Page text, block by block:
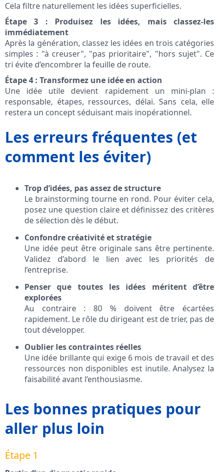
Cela filtre naturellement les idées superficielles.
Étape 3 : Produisez les idées, mais classez-les
immédiatement
Après la génération, classez les idées en trois catégories
simples : "à creuser", "pas prioritaire", "hors sujet". Ce
tri évite d’encombrer la feuille de route.
Étape 4 : Transformez une idée en action
Une idée utile devient rapidement un mini-plan :
responsable, étapes, ressources, délai. Sans cela, elle
restera un concept séduisant mais inopérationnel.
Les erreurs fréquentes (et
comment les éviter)
Trop d’idées, pas assez de structure
Le brainstorming tourne en rond. Pour éviter cela,
posez une question claire et définissez des critères
de sélection dès le début.
Confondre créativité et stratégie
Une idée peut être originale sans être pertinente.
Validez d’abord le lien avec les priorités de
l’entreprise.
Penser que toutes les idées méritent d’être
explorées
Au contraire : 80 % doivent être écartées
rapidement. Le rôle du dirigeant est de trier, pas de
tout développer.
Oublier les contraintes réelles
Une idée brillante qui exige 6 mois de travail et des
ressources non disponibles est inutile. Analysez la
faisabilité avant l’enthousiasme.
Les bonnes pratiques pour
aller plus loin
Étape 1